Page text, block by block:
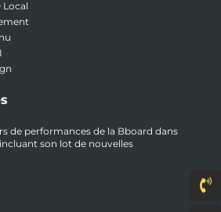
Local
de performances de la Bboard dans
son lot de nouvelles